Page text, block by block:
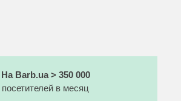
На Barb.ua > 350 000
посетителей в месяц